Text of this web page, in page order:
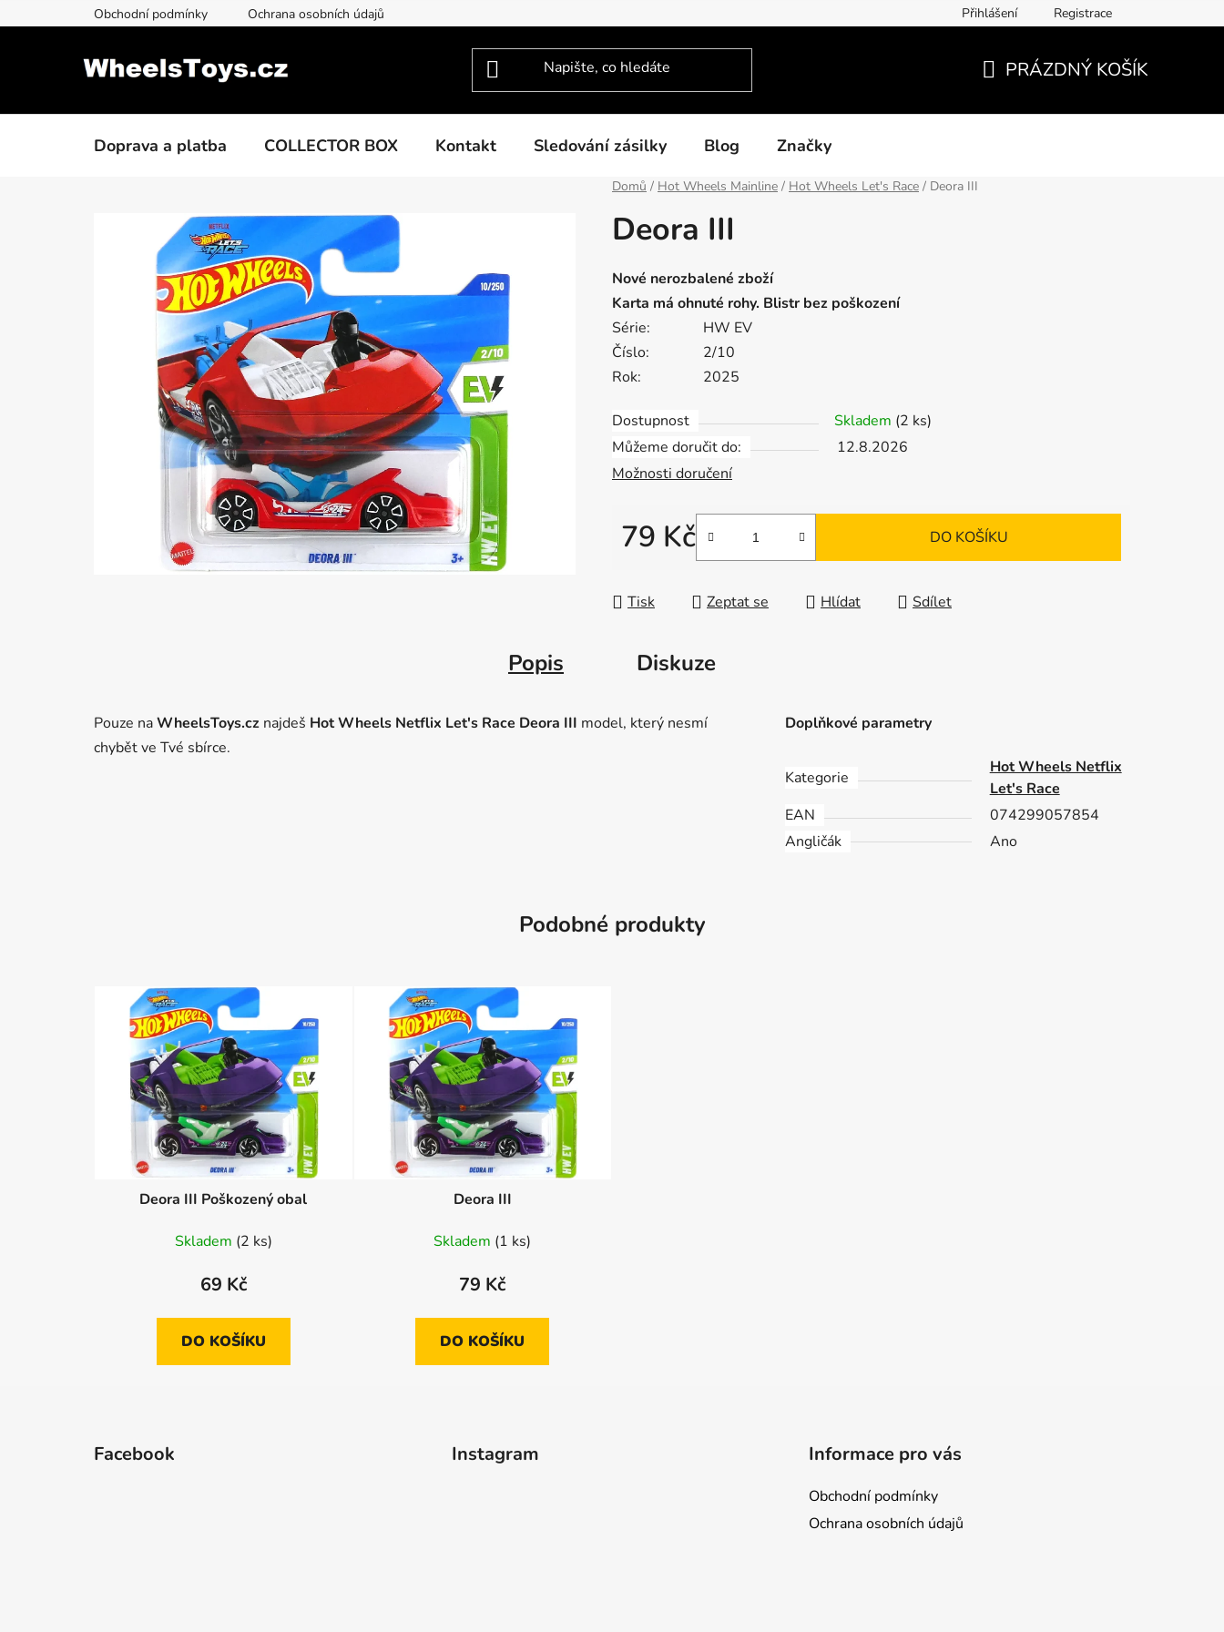
na
Obchodní podmínky Ochrana osobních údajů Přihlášení Registrace
PRÁZDNÝ KOŠÍK
Doprava a platba COLLECTOR BOX Kontakt Sledování zásilky Blog Značky
Domů / Hot Wheels Mainline / Hot Wheels Let's Race / Deora III
Deora III
Nové nerozbalené zboží
Karta má ohnuté rohy. Blistr bez poškození
Série:
HW EV
Číslo:
2/10
Rok:
2025
Dostupnost Skladem (2 ks)
Můžeme doručit do:
12.8.2026
Možnosti doručení
79 Kč
Měrná cena:
DO KOŠÍKU
Tisk Zeptat se Hlídat Sdílet
Popis Diskuze
Pouze naWheelsToys.cz najdeš Hot Wheels Netflix Let's Race Deora III model, který nesmí
chybět ve Tvé sbírce.
Doplňkové parametry
Kategorie
Hot Wheels Netflix
Let's Race
EAN
074299057854
Angličák
Ano
Podobné produkty
Deora III Poškozený obal
Skladem (2 ks)
69 Kč
DO KOŠÍKU
Deora III
Skladem (1 ks)
79 Kč
DO KOŠÍKU
Facebook Instagram Informace pro vás
Obchodní podmínky
Ochrana osobních údajů